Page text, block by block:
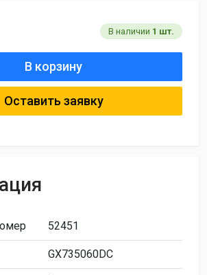
В наличии 1 шт.
В корзину
Оставить заявку
52451
GX735060DC